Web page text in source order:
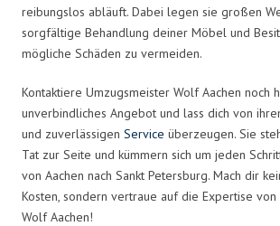
reibungslos abläuft. Dabei legen sie großen
sorgfältige Behandlung deiner Möbel und
mögliche Schäden zu vermeiden.
Kontaktiere Umzugsmeister Wolf Aachen noch
unverbindliches Angebot und lass dich von
und zuverlässigen Service überzeugen. Sie
Tat zur Seite und kümmern sich um jeden
von Aachen nach Sankt Petersburg. Mach dir
Kosten, sondern vertraue auf die Expertise
Wolf Aachen!